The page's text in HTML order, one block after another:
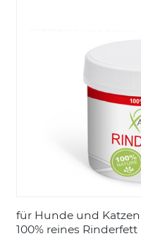
für Hunde und Katzen
100% reines Rinderfett